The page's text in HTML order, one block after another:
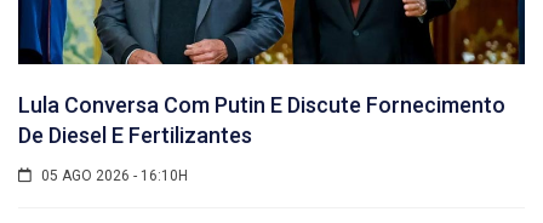
Lula Conversa Com Putin E Discute Fornecimento
De Diesel E Fertilizantes
05 AGO 2026 - 16:10H